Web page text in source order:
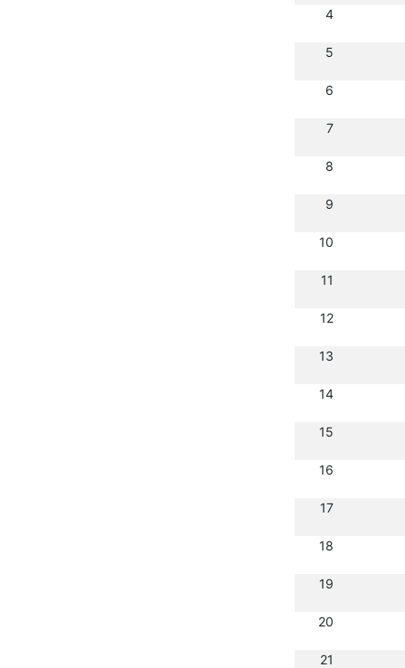
4
5
6
7
8
9
10
11
12
13
14
15
16
17
18
19
20
21